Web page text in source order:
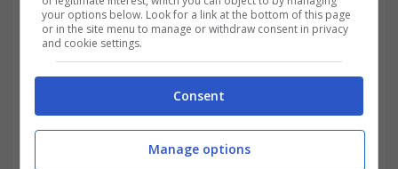
Il Comune non può rimuovere i tuoi pannelli solari: la
sentenza sui ‘colori’ – trading.it
Come sapetei pannelli solari possono
essere installatisu tetti, facciate di edifici
your options below. Look for a link at the bottom of this page
or in the site menu to manage or withdraw consent in privacy
and cookie settings.
Consent
Manage options